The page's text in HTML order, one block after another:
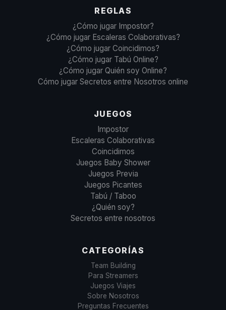
REGLAS
¿Cómo jugar Impostor?
¿Cómo jugar Escaleras Colaborativas?
¿Cómo jugar Coincidimos?
¿Cómo jugar Tabú Online?
¿Cómo jugar Quién soy Online?
Cómo jugar Secretos entre Nosotros online
JUEGOS
Impostor
Escaleras Colaborativas
Coincidimos
Juegos Baby Shower
Juegos Previa
Juegos Picantes
Tabú / Taboo
¿Quién soy?
Secretos entre nosotros
CATEGORÍAS
Team Building
Para Streamers
Juegos Viajes
Sobre Nosotros
Preguntas Frecuentes